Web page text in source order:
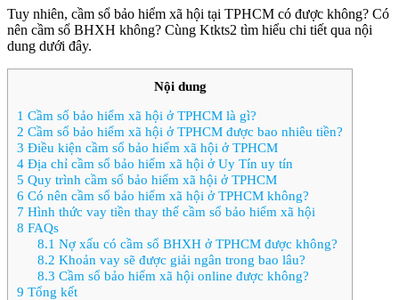
Tuy nhiên, cầm sổ bảo hiểm xã hội tại TPHCM có được không? Có
nên cầm sổ BHXH không? Cùng Ktkts2 tìm hiểu chi tiết qua nội
dung dưới đây.
Nội dung
1 Cầm sổ bảo hiểm xã hội ở TPHCM là gì?
2 Cầm sổ bảo hiểm xã hội ở TPHCM được bao nhiêu tiền?
3 Điều kiện cầm sổ bảo hiểm xã hội ở TPHCM
4 Địa chỉ cầm sổ bảo hiểm xã hội ở Uy Tín uy tín
5 Quy trình cầm sổ bảo hiểm xã hội ở TPHCM
6 Có nên cầm sổ bảo hiểm xã hội ở TPHCM không?
7 Hình thức vay tiền thay thế cầm sổ bảo hiểm xã hội
8 FAQs
8.1 Nợ xấu có cầm sổ BHXH ở TPHCM được không?
8.2 Khoản vay sẽ được giải ngân trong bao lâu?
8.3 Cầm sổ bảo hiểm xã hội online được không?
9 Tổng kết